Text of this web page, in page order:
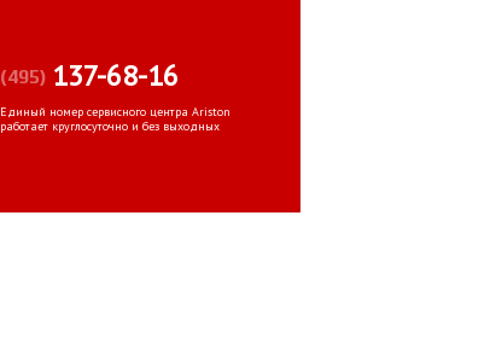
(495) 137-68-16
Единый номер сервисного центра Ariston
работает круглосуточно и без выходных